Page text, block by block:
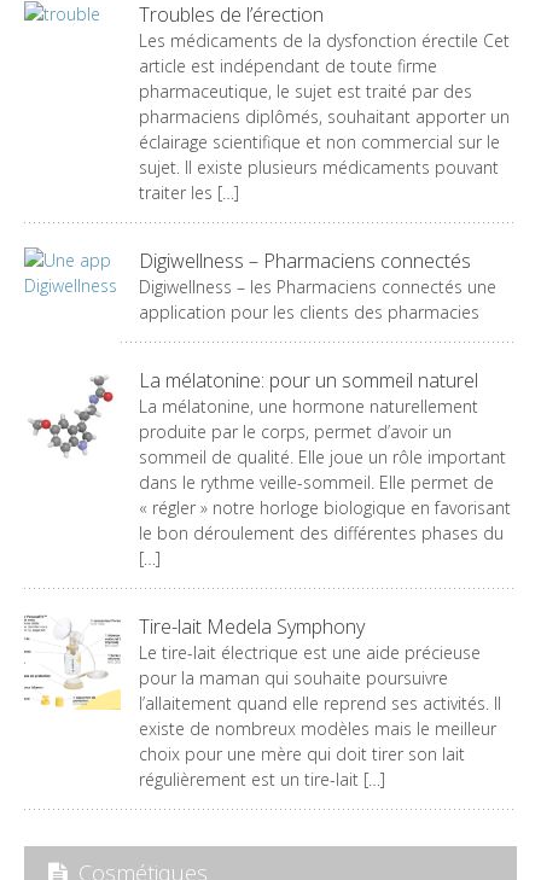
Troubles de l’érection
Les médicaments de la dysfonction érectile Cet
article est indépendant de toute firme
pharmaceutique, le sujet est traité par des
pharmaciens diplômés, souhaitant apporter un
éclairage scientifique et non commercial sur le
sujet. Il existe plusieurs médicaments pouvant
traiter les […]
Digiwellness – Pharmaciens connectés
Digiwellness – les Pharmaciens connectés une
application pour les clients des pharmacies
La mélatonine: pour un sommeil naturel
La mélatonine, une hormone naturellement
produite par le corps, permet d’avoir un
sommeil de qualité. Elle joue un rôle important
dans le rythme veille-sommeil. Elle permet de
« régler » notre horloge biologique en favorisant
le bon déroulement des différentes phases du
[…]
Tire-lait Medela Symphony
Le tire-lait électrique est une aide précieuse
pour la maman qui souhaite poursuivre
l’allaitement quand elle reprend ses activités. Il
existe de nombreux modèles mais le meilleur
choix pour une mère qui doit tirer son lait
régulièrement est un tire-lait […]
Cosmétiques